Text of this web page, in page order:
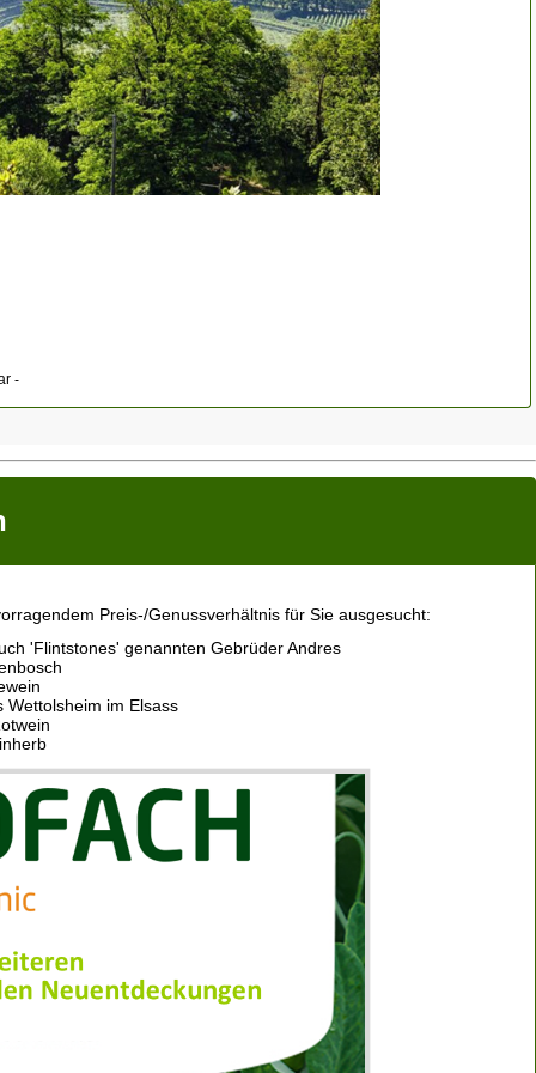
-
Preis-/Genussverhältnis für Sie ausgesucht:
'Flintstones' genannten Gebrüder Andres
Wettolsheim im Elsass